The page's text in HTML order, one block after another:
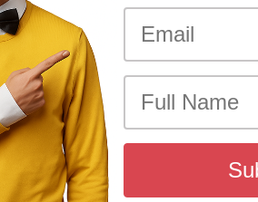
Stories (News Box) ou les
représente la part de
reçoit grâce à ses
dans les résultats de
Nous calculons
de recherche sur la base
de l’ensemble de vos
de la durée de
de nos estimations des CTR